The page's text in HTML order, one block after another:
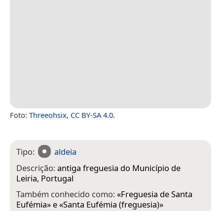
Foto: Threeohsix, CC BY-SA 4.0.
Tipo:
aldeia
Descrição:antiga freguesia do Município de
Leiria, Portugal
Também conhecido como:«Freguesia de Santa
Eufémia» e «Santa Eufémia (freguesia)»